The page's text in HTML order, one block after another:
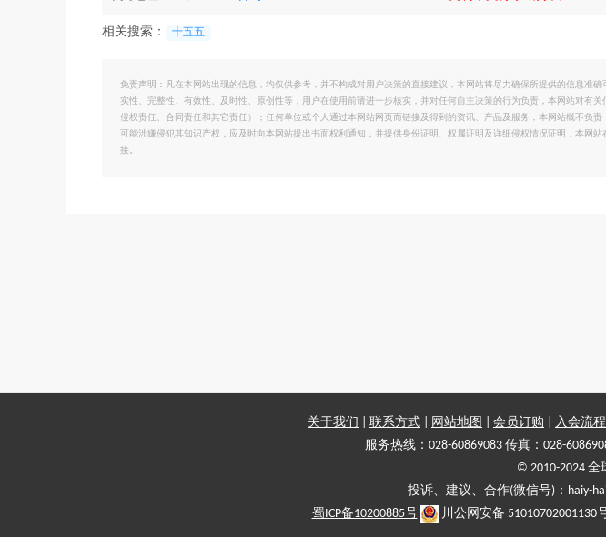
相关搜索： 十五五
免责声明：凡在本网站出现的信息，均仅供参考，并不构成对用户决策的直接建议，本网站将尽力确保所提供的信息准
实性、完整性、有效性、及时性、原创性等，用户在使用前请进一步核实，并对任何自主决策的行为负责，本网站对有
侵权责任、合同责任和其它责任）；任何单位或个人通过本网站网页而链接及得到的资讯、产品及服务，本网站概不负
可能涉嫌侵犯其知识产权，应及时向本网站提出书面权利通知，并提供身份证明、权属证明及详细侵权情况证明，本网
接。
关于我们 联系方式 网站地图 会员订购 入会流程
服务热线：028-60869083 传真：028-
© 2010-2024 全
投诉、建议、合作(微信号)：haiy-
蜀ICP备10200885号
川公网安备 51010702001130